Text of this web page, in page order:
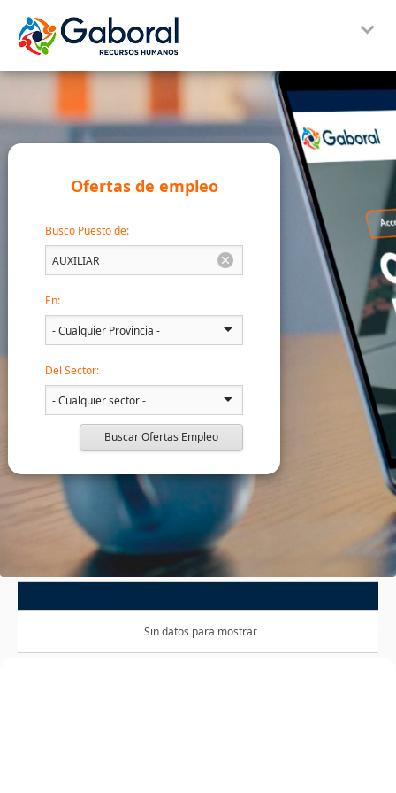
Ofertas de empleo
Busco Puesto de:
En:
Del Sector:
Buscar Ofertas Empleo
Sin datos para mostrar